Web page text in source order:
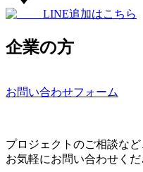
LINE追加はこちら
企業の方
お問い合わせフォーム
プロジェクトのご相談など
お気軽にお問い合わせくだ